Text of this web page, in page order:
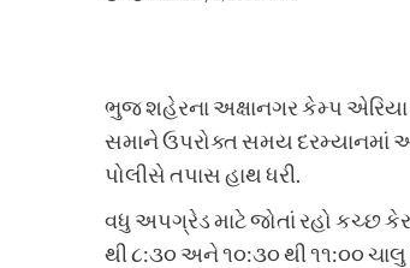
ભુજ શહેરના અક્ષાનગર કેમ્પ
સમાને ઉપરોક્ત સમય દરમ્યાનમાં
પોલીસે તપાસ હાથ ધરી.
વધુ અપગ્રેડ માટે જોતાં રહો કચ્છ
થી ૮:૩૦ અને ૧૦:૩૦ થી ૧૧:૦૦